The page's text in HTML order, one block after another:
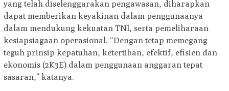
yang telah diselenggarakan pengawasan, diharapkan
dapat memberikan keyakinan dalam penggunaanya
dalam mendukung kekuatan TNI, serta pemeliharaan
kesiapsiagaan operasional. “Dengan tetap memegang
teguh prinsip kepatuhan, ketertiban, efektif, efisien dan
ekonomis (2K3E) dalam penggunaan anggaran tepat
sasaran,” katanya.